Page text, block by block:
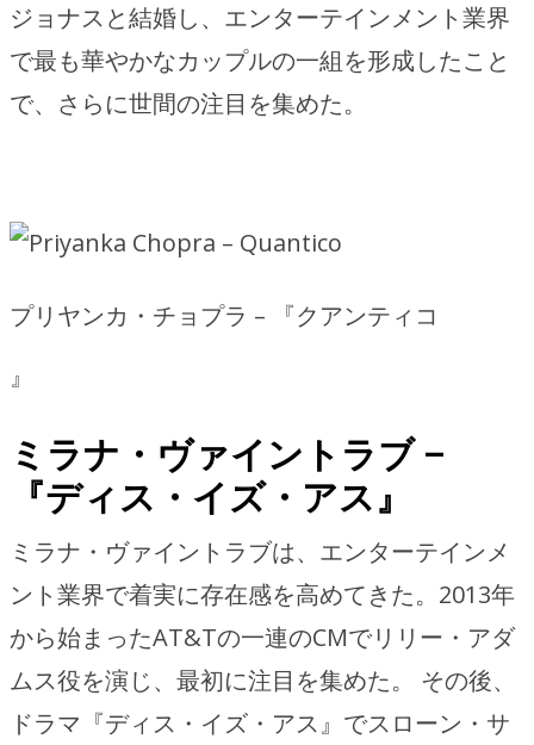
ジョナスと結婚し、エンターテインメント業界
で最も華やかなカップルの一組を形成したこと
で、さらに世間の注目を集めた。
プリヤンカ・チョプラ – 『クアンティコ
』
ミラナ・ヴァイントラブ –
『ディス・イズ・アス』
ミラナ・ヴァイントラブは、エンターテインメ
ント業界で着実に存在感を高めてきた。2013年
から始まったAT&Tの一連のCMでリリー・アダ
ムス役を演じ、最初に注目を集めた。 その後、
ドラマ『ディス・イズ・アス』でスローン・サ